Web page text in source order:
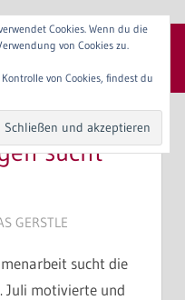
V. Menü
sucht
GERSTLE
sucht die
Juli motivierte und
Cookies. Wenn du die
von Cookies zu.
von Cookies, findest du